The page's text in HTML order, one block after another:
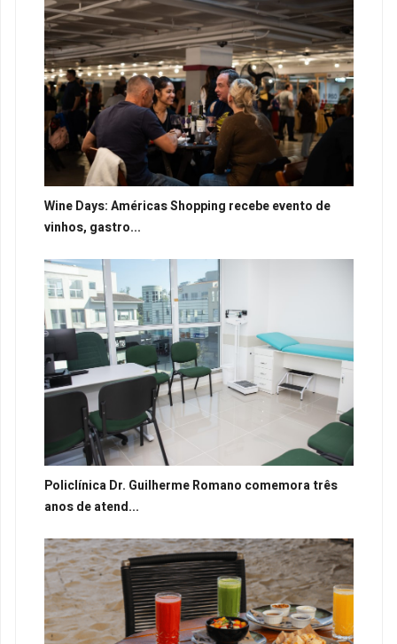
Wine Days: Américas Shopping recebe evento de
vinhos, gastro...
Policlínica Dr. Guilherme Romano comemora três
anos de atend...